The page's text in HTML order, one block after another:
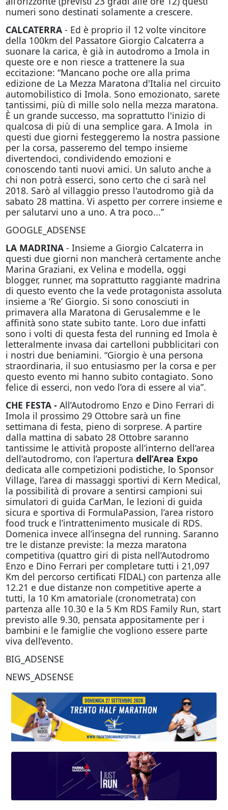
numeri sono destinati solamente a crescere.
CALCATERRA- Ed è proprio il 12 volte vincitore
della 100km del Passatore Giorgio Calcaterra a
suonare la carica, è già in autodromo a Imola in
queste ore e non riesce a trattenere la sua
eccitazione: “Mancano poche ore alla prima
edizione de La Mezza Maratona d'Italia nel circuito
automobilistico di Imola. Sono emozionato, sarete
tantissimi, più di mille solo nella mezza maratona.
È un grande successo, ma soprattutto l'inizio di
qualcosa di più di una semplice gara. A Imola in
questi due giorni festeggeremo la nostra passione
per la corsa, passeremo del tempo insieme
divertendoci, condividendo emozioni e
conoscendo tanti nuovi amici. Un saluto anche a
chi non potrà esserci, sono certo che ci sarà nel
2018. Sarò al villaggio presso l'autodromo già da
sabato 28 mattina. Vi aspetto per correre insieme e
per salutarvi uno a uno. A tra poco...”
GOOGLE_ADSENSE
LA MADRINA- Insieme a Giorgio Calcaterra in
questi due giorni non mancherà certamente anche
Marina Graziani, ex Velina e modella, oggi
blogger, runner, ma soprattutto raggiante madrina
di questo evento che la vede protagonista assoluta
insieme a ‘Re’ Giorgio. Si sono conosciuti in
primavera alla Maratona di Gerusalemme e le
affinità sono state subito tante. Loro due infatti
sono i volti di questa festa del running ed Imola è
letteralmente invasa dai cartelloni pubblicitari con
i nostri due beniamini. “Giorgio è una persona
straordinaria, il suo entusiasmo per la corsa e per
questo evento mi hanno subito contagiato. Sono
felice di esserci, non vedo l’ora di essere al via”.
CHE FESTA - All’Autodromo Enzo e Dino Ferrari di
Imola il prossimo 29 Ottobre sarà un fine
settimana di festa, pieno di sorprese. A partire
dalla mattina di sabato 28 Ottobre saranno
tantissime le attività proposte all’interno dell’area
dell’autodromo, con l’apertura dell’Area Expo
dedicata alle competizioni podistiche, lo Sponsor
Village, l’area di massaggi sportivi di Kern Medical,
la possibilità di provare a sentirsi campioni sui
simulatori di guida CarMan, le lezioni di guida
sicura e sportiva di FormulaPassion, l’area ristoro
food truck e l’intrattenimento musicale di RDS.
Domenica invece all’insegna del running. Saranno
tre le distanze previste: la mezza maratona
competitiva (quattro giri di pista nell’Autodromo
Enzo e Dino Ferrari per completare tutti i 21,097
Km del percorso certificati FIDAL) con partenza alle
12.21 e due distanze non competitive aperte a
tutti, la 10 Km amatoriale (cronometrata) con
partenza alle 10.30 e la 5 Km RDS Family Run, start
previsto alle 9.30, pensata appositamente per i
bambini e le famiglie che vogliono essere parte
viva dell’evento.
BIG_ADSENSE
NEWS_ADSENSE